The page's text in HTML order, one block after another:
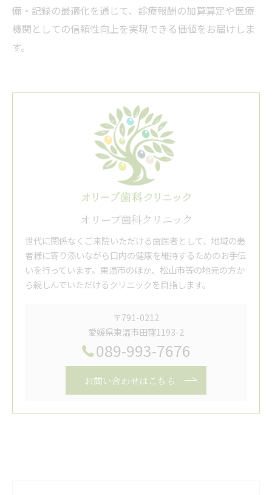
備・記録の最適化を通じて、診療報酬の加算算定や医療
機関としての信頼性向上を実現できる価値をお届けしま
す。
オリーブ歯科クリニック
世代に関係なくご来院いただける歯医者として、地域の患
者様に寄り添いながら口内の健康を維持するためのお手伝
いを行っています。東温市のほか、松山市等の地元の方か
ら親しんでいただけるクリニックを目指します。
〒791-0212
愛媛県東温市田窪1193-2
089-993-7676
お問い合わせはこちら